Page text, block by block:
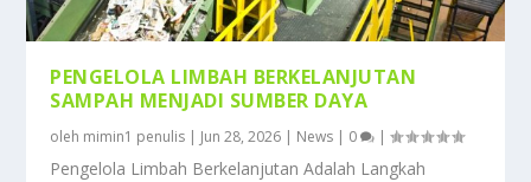
PENGELOLA LIMBAH BERKELANJUTAN
SAMPAH MENJADI SUMBER DAYA
oleh mimin1 penulis | Jun 28, 2026 | News | 0 |
Pengelola Limbah Berkelanjutan Adalah Langkah